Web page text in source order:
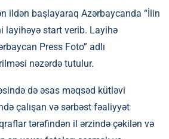
ildən başlayaraq Azərbaycanda “İlin
layihəyə start verib. Layihə
Press Foto” adlı
nəzərdə tutulur.
də əsas məqsəd kütləvi
çalışan və sərbəst fəaliyyət
tərəfindən il ərzində çəkilən və